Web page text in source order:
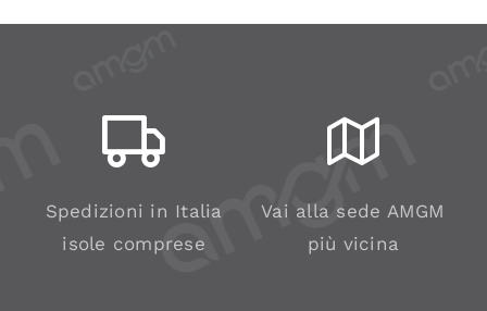
Spedizioni in Italia
isole comprese
Vai alla sede AMGM
più vicina